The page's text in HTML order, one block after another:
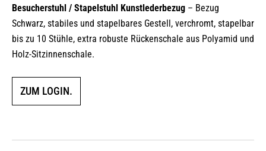
Besucherstuhl / Stapelstuhl Kunstlederbezug – Bezug
Schwarz, stabiles und stapelbares Gestell, verchromt, stapelbar
bis zu 10 Stühle, extra robuste Rückenschale aus Polyamid und
Holz-Sitzinnenschale.
ZUM LOGIN.